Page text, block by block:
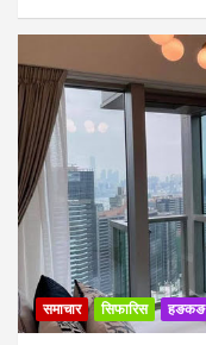
समाचार सिफारिस हङकङ